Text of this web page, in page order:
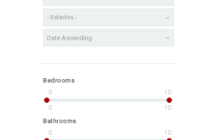
Bedrooms
0 10
0 10
Bathrooms
0 10